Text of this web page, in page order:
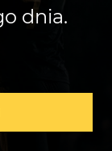
dnia.